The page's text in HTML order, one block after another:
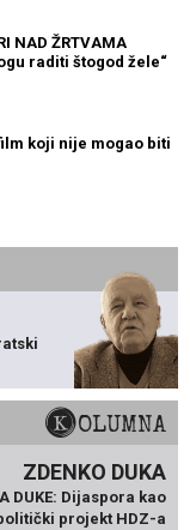
NAD ŽRTVAMA
raditi štogod žele“
koji nije mogao biti
KOLUMNA
ZDENKO DUKA
DUKE: Dijaspora kao
projekt HDZ-a